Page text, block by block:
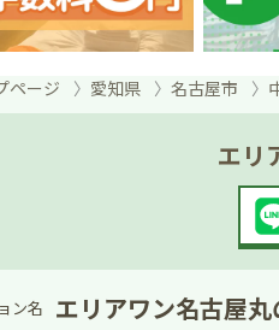
ページ 愛知県 名古屋市
エリ
ン名 エリアワン名古屋丸